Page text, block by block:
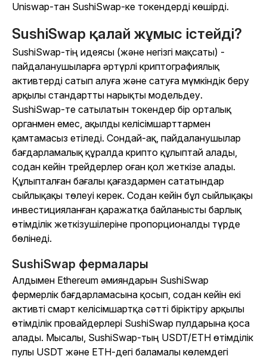
Uniswap-тан SushiSwap-ке токендерді көшірді.
SushiSwap қалай жұмыс істейді?
SushiSwap-тің идеясы (және негізгі мақсаты) -
пайдаланушыларға әртүрлі криптографиялық
активтерді сатып алуға және сатуға мүмкіндік беру
арқылы стандартты нарықты модельдеу.
SushiSwap-те сатылатын токендер бір орталық
органмен емес, ақылды келісімшарттармен
қамтамасыз етіледі. Сондай-ақ, пайдаланушылар
бағдарламалық құралда крипто құлыптай алады,
содан кейін трейдерлер оған қол жеткізе алады.
Құлыпталған бағалы қағаздармен сататындар
сыйлықақы төлеуі керек. Содан кейін бұл сыйлықақы
инвестицияланған қаражатқа байланысты барлық
өтімділік жеткізушілеріне пропорционалды түрде
бөлінеді.
SushiSwap фермалары
Алдымен Ethereum әмияндарын SushiSwap
фермерлік бағдарламасына қосып, содан кейін екі
активті смарт келісімшартқа сәтті біріктіру арқылы
өтімділік провайдерлері SushiSwap пулдарына қоса
алады. Мысалы, SushiSwap-тың USDT/ETH өтімділік
пулы USDT және ETH-дегі баламалы көлемдегі